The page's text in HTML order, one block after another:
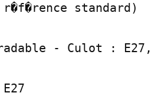
standard)
- Culot : E27,